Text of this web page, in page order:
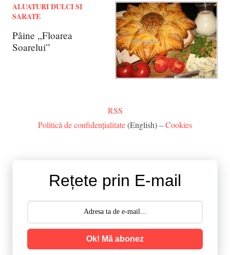
ALUATURI DULCI SI
SARATE
Pâine „Floarea
Soarelui”
RSS
Politică de confidențialitate(English) –Cookies
Rețete prin E-mail
Ok! Mă abonez